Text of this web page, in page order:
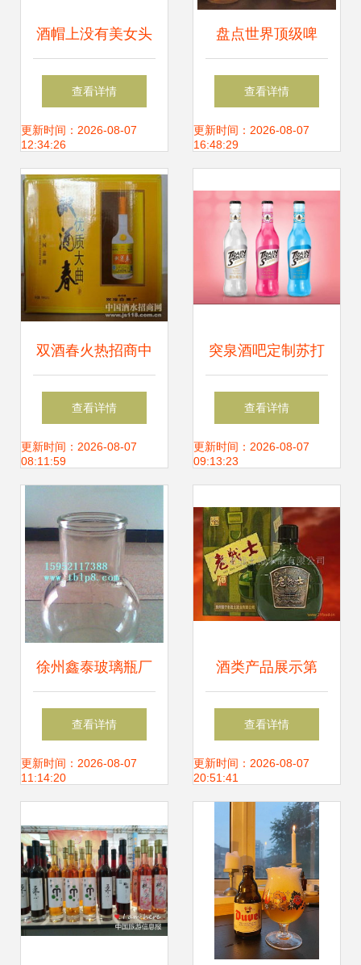
酒帽上没有美女头
像的法国葡萄酒，
是假酒吗？
查看详情
更新时间：2026-08-07
12:34:26
盘点世界顶级啤
酒，你喝过几种？
查看详情
更新时间：2026-08-07
16:48:29
双酒春火热招商中
开启财富新篇章，
共酿醇香未来
查看详情
更新时间：2026-08-07
08:11:59
突泉酒吧定制苏打
酒代工生产厂 打造
专属风味，引领微
查看详情
更新时间：2026-08-07
09:13:23
徐州鑫泰玻璃瓶厂
匠心打造调酒瓶与
饮料瓶的玻璃艺术
查看详情
更新时间：2026-08-07
11:14:20
酒类产品展示第
461页 品味时间的
佳酿
查看详情
更新时间：2026-08-07
20:51:41